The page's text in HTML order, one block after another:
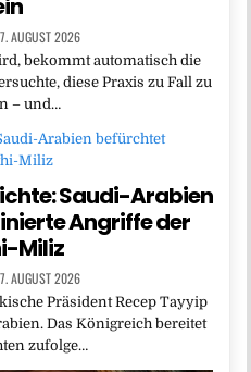
7. AUGUST 2026
bekommt automatisch die
diese Praxis zu Fall zu
– und…
Saudi-Arabien
Angriffe der
Miliz
7. AUGUST 2026
Präsident Recep Tayyip
Das Königreich bereitet
zufolge…